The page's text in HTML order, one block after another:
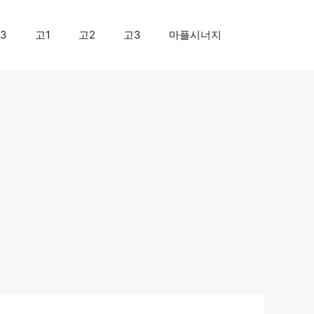
고1 고2 고3 마플시너지